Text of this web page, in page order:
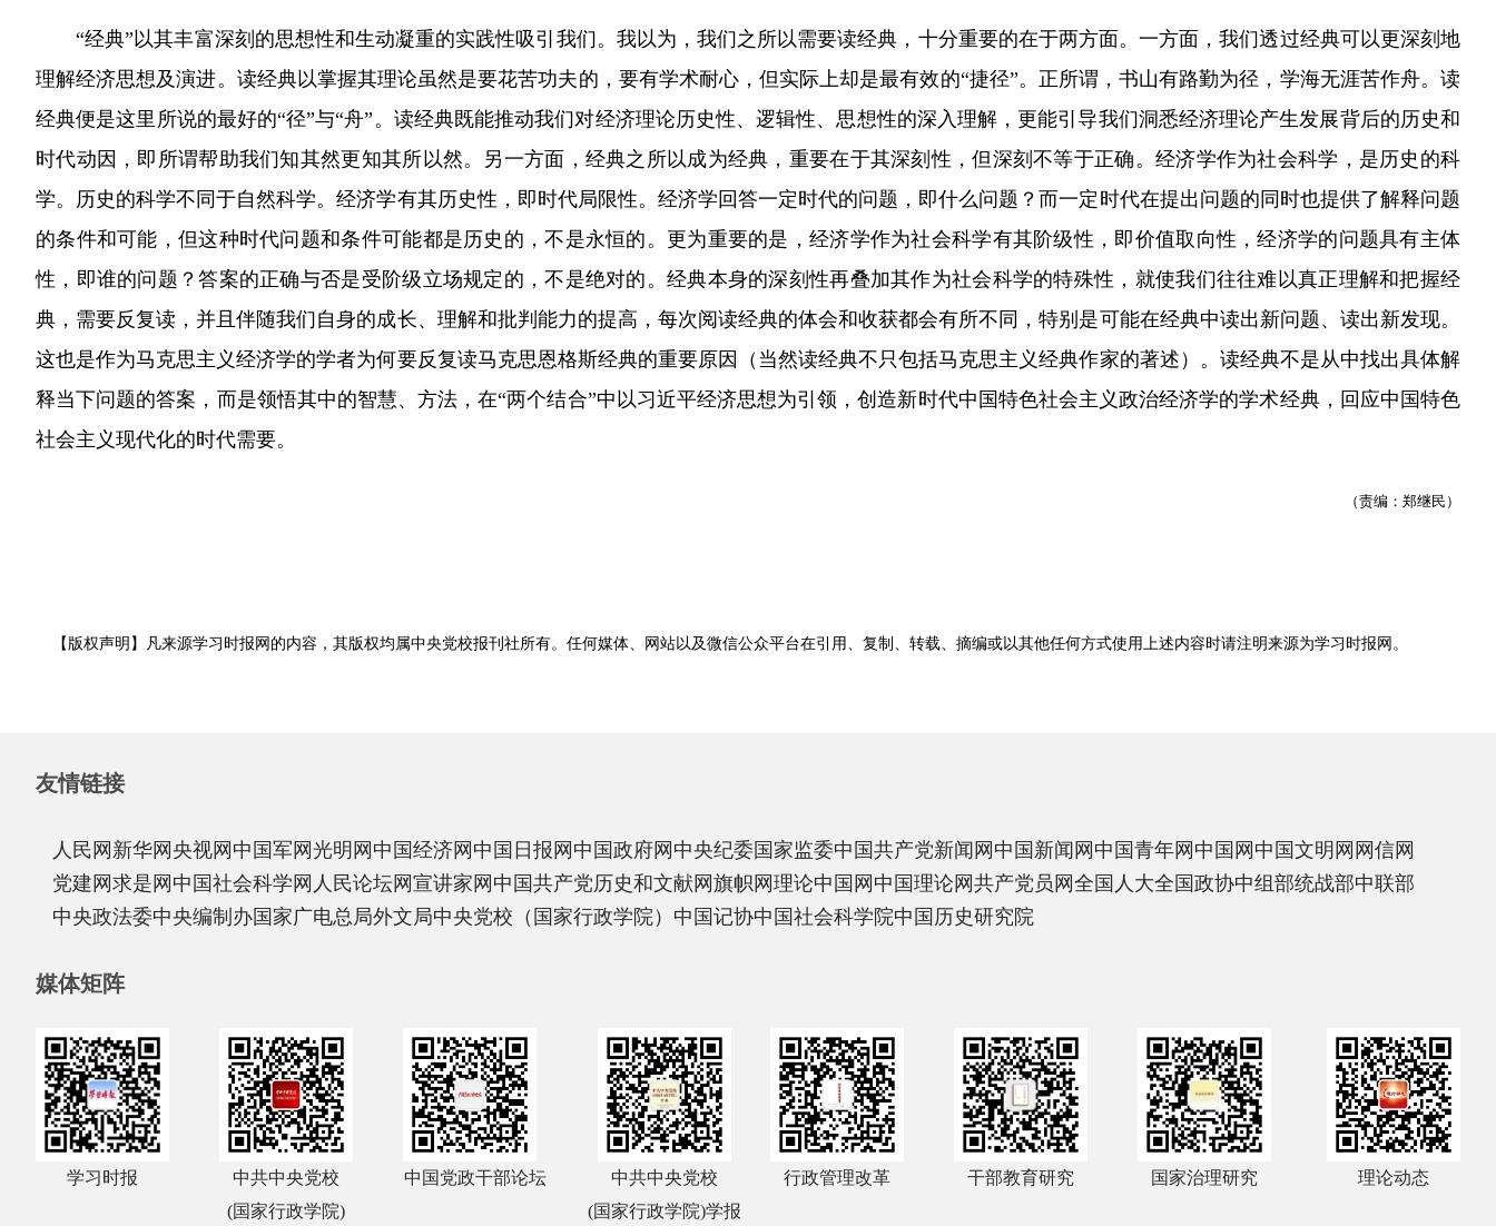
“经典”以其丰富深刻的思想性和生动凝重的实践性吸引我们。我以为，我们之所以需要读经典，十分重要的在于两方面。一方面，我们透过经典可以更深刻地
理解经济思想及演进。读经典以掌握其理论虽然是要花苦功夫的，要有学术耐心，但实际上却是最有效的“捷径”。正所谓，书山有路勤为径，学海无涯苦作舟。读
经典便是这里所说的最好的“径”与“舟”。读经典既能推动我们对经济理论历史性、逻辑性、思想性的深入理解，更能引导我们洞悉经济理论产生发展背后的历史和
时代动因，即所谓帮助我们知其然更知其所以然。另一方面，经典之所以成为经典，重要在于其深刻性，但深刻不等于正确。经济学作为社会科学，是历史的科
学。历史的科学不同于自然科学。经济学有其历史性，即时代局限性。经济学回答一定时代的问题，即什么问题？而一定时代在提出问题的同时也提供了解释问题
的条件和可能，但这种时代问题和条件可能都是历史的，不是永恒的。更为重要的是，经济学作为社会科学有其阶级性，即价值取向性，经济学的问题具有主体
性，即谁的问题？答案的正确与否是受阶级立场规定的，不是绝对的。经典本身的深刻性再叠加其作为社会科学的特殊性，就使我们往往难以真正理解和把握经
典，需要反复读，并且伴随我们自身的成长、理解和批判能力的提高，每次阅读经典的体会和收获都会有所不同，特别是可能在经典中读出新问题、读出新发现。
这也是作为马克思主义经济学的学者为何要反复读马克思恩格斯经典的重要原因（当然读经典不只包括马克思主义经典作家的著述）。读经典不是从中找出具体解
释当下问题的答案，而是领悟其中的智慧、方法，在“两个结合”中以习近平经济思想为引领，创造新时代中国特色社会主义政治经济学的学术经典，回应中国特色
社会主义现代化的时代需要。
（责编：郑继民）
【版权声明】凡来源学习时报网的内容，其版权均属中央党校报刊社所有。任何媒体、网站以及微信公众平台在引用、复制、转载、摘编或以其他任何方式使用上述内容时请注明来源为学习时报网 。
友情链接
人民网 新华网 央视网 中国军网 光明网 中国经济网 中国日报网 中国政府网 中央纪委国家监委中国共产党新闻网 中国新闻网 中国青年网 中国网 中国文明网 网信网
党建网 求是网 中国社会科学网 人民论坛网 宣讲家网 中国共产党历史和文献网 旗帜网 理论中国网 中国理论网 共产党员网 全国人大全国政协中组部统战部中联部
中央政法委中央编制办国家广电总局外文局中央党校（国家行政学院） 中国记协中国社会科学院中国历史研究院
媒体矩阵
学习时报
中共中央党校
(国家行政学院)
中国党政干部论坛
中共中央党校
(国家行政学院)学报
行政管理改革 干部教育研究 国家治理研究 理论动态